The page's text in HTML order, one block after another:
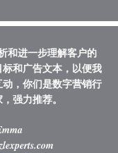
和进一步理解客户的
和广告文本，以便我
，你们是数字营销行
强力推荐。